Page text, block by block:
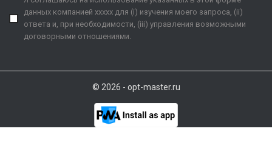
данных компанией xxxxx для (i) изучения моего запроса, (ii)
ответа и, при необходимости, (iii) управления возможными
договорными отношениями.
© 2026 - opt-master.ru